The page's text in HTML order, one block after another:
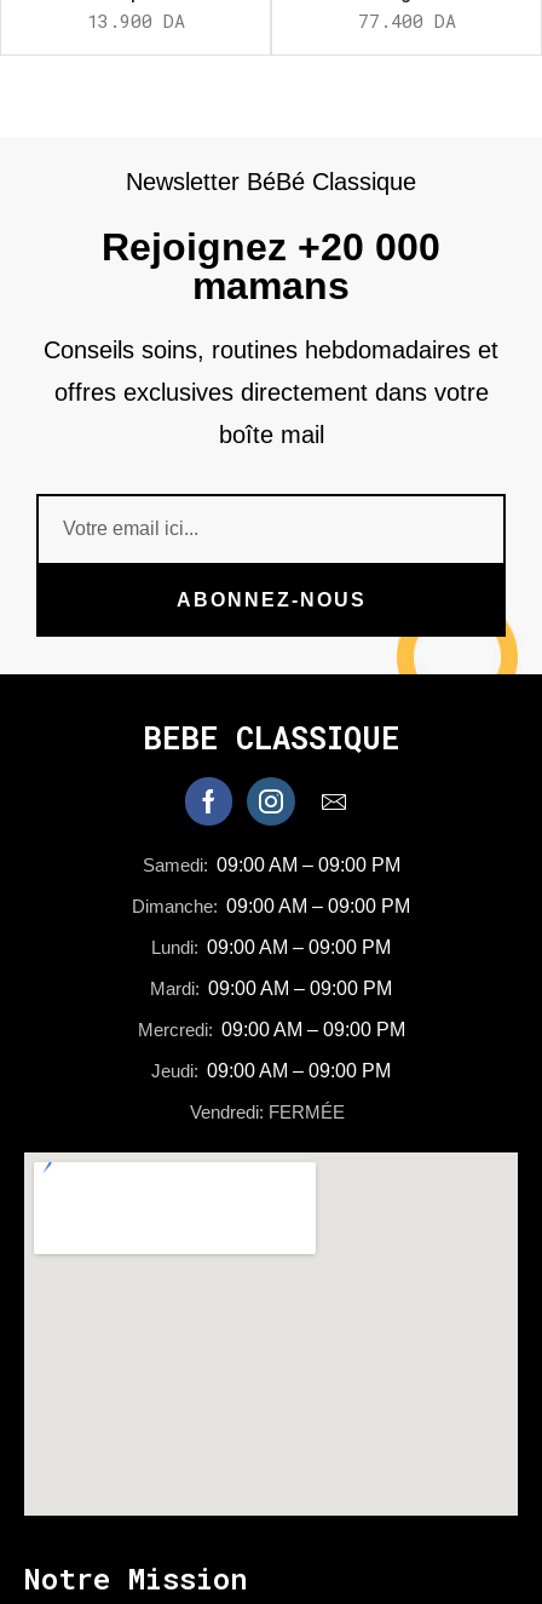
13.900 DA
77.400 DA
Newsletter BéBé Classique
Rejoignez +20 000
mamans
Conseils soins, routines hebdomadaires et
offres exclusives directement dans votre
boîte mail
ABONNEZ-NOUS
BEBE CLASSIQUE
Samedi: 09:00 AM – 09:00 PM
Dimanche: 09:00 AM – 09:00 PM
Lundi: 09:00 AM – 09:00 PM
Mardi: 09:00 AM – 09:00 PM
Mercredi: 09:00 AM – 09:00 PM
Jeudi: 09:00 AM – 09:00 PM
Vendredi: FERMÉE
Notre Mission